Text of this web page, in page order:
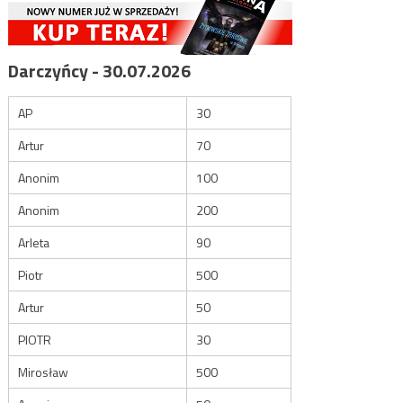
Darczyńcy - 30.07.2026
AP
30
Artur
70
Anonim
100
Anonim
200
Arleta
90
Piotr
500
Artur
50
PIOTR
30
Mirosław
500